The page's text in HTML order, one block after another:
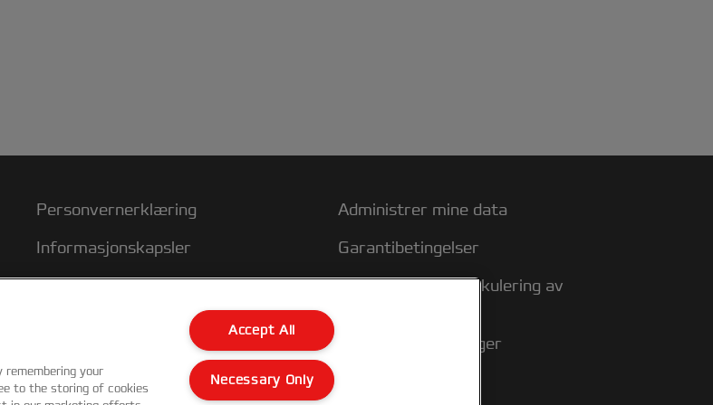
Personvernerklæring
Informasjonskapsler
Juridisk varsel
Kundeservice
Administrer mine data
Garantibetingelser
Veiledning for resirkulering av
Samsvarserklæringer
remembering your
to the storing of cookies
Accept All
Necessary Only